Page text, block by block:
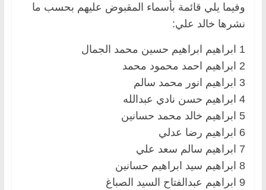
وفيما يلي قائمة بأسماء المقبوض عليهم بحسب ما
نشرها خالد علي:
1 ابراهيم ابراهيم حسين محمد الجمال
2 ابراهيم احمد محمود محمد
3 ابراهيم انور محمد سالم
4 ابراهيم حسن نادي عبدالله
5 ابراهيم خالد محمد حسانين
6 ابراهيم رضا عدلي
7 ابراهيم سالم سعد علي
8 ابراهيم سيد ابراهيم حسانين
9 ابراهيم عبدالفتاح السيد الصباغ